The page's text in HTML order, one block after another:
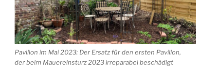
Pavillon im Mai 2023: Der Ersatz für den ersten Pavillon,
der beim Mauereinsturz 2023 irreparabel beschädigt